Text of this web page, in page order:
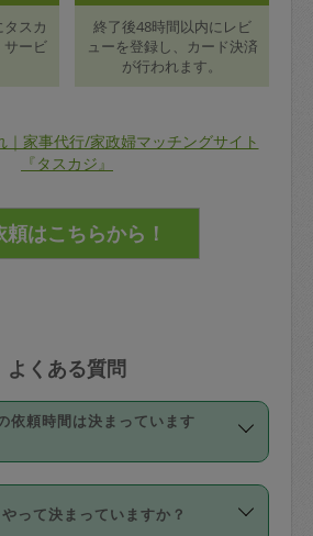
スカ
サービ
終了後48時間以内にレビ
ューを登録し、カード決済
が行われます。
｜家事代行/家政婦マッチングサイト
『タスカジ』
よくある質問
依頼時間は決まっています
き3時間固定です。3時間を
たい場合は、延長機能をご
って決まっていますか？